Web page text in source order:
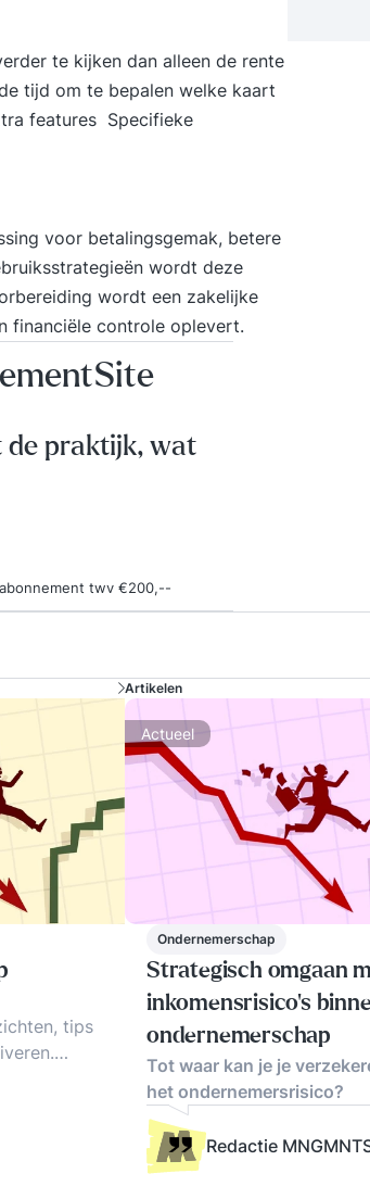
te kijken dan alleen de rente
tijd om te bepalen welke kaart
features Specifieke
voor betalingsgemak, betere
wordt deze
wordt een zakelijke
financiële controle oplevert.
de praktijk, wat
twv €200,--
tips
Artikelen
Actueel
Ondernemerschap
Strategisch omgaan
inkomensrisico's
ondernemerschap
Tot waar kan je je
het ondernemersrisico?
Redactie